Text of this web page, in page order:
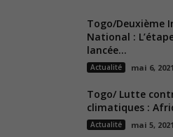
Togo/Deuxième
National :
lancée...
Actualité mai 6, 2021
Togo/ Lutte
climatiques :
Actualité mai 5, 2021